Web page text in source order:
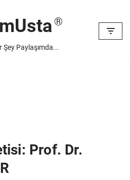
Şey Paylaşımda...
Prof. Dr.